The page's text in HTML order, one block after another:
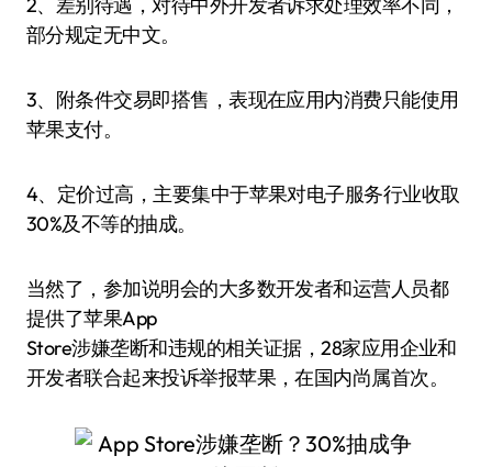
部分规定无中文。
3、附条件交易即搭售，表现在应用内消费只能使用
苹果支付。
4、定价过高，主要集中于苹果对电子服务行业收取
30%及不等的抽成。
当然了，参加说明会的大多数开发者和运营人员都
提供了苹果App
Store涉嫌垄断和违规的相关证据，28家应用企业和
开发者联合起来投诉举报苹果，在国内尚属首次。